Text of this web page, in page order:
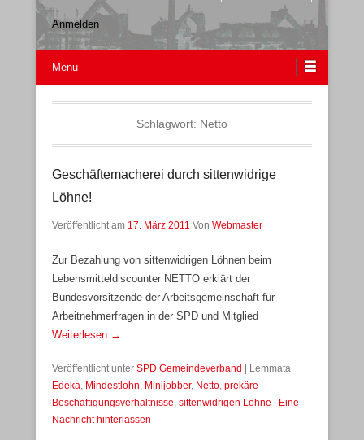
Anmelden
Menu
Schlagwort: Netto
Geschäftemacherei durch sittenwidrige
Löhne!
Veröffentlicht am 17. März 2011 Von Webmaster
Zur Bezahlung von sittenwidrigen Löhnen beim
Lebensmitteldiscounter NETTO erklärt der
Bundesvorsitzende der Arbeitsgemeinschaft für
Arbeitnehmerfragen in der SPD und Mitglied
Weiterlesen →
Veröffentlicht unter SPD Gemeindeverband
Lemmata
Edeka, Mindestlohn, Minijobber, Netto, prekäre
Beschäftigungsverhältnisse, sittenwidrigen Löhne
Eine
Nachricht hinterlassen